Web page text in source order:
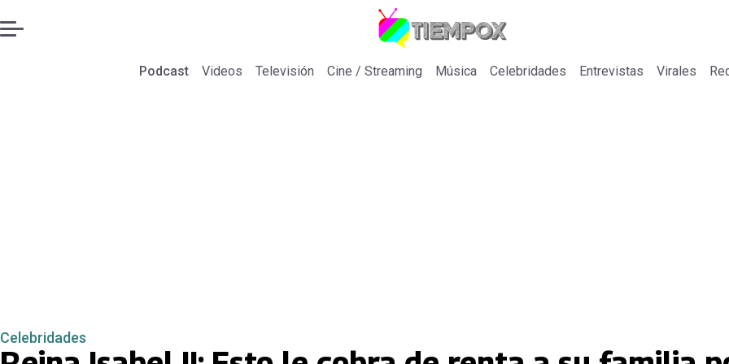
Podcast Videos Televisión Cine / Streaming Música Celebridades Entrevistas Virales
Celebridades